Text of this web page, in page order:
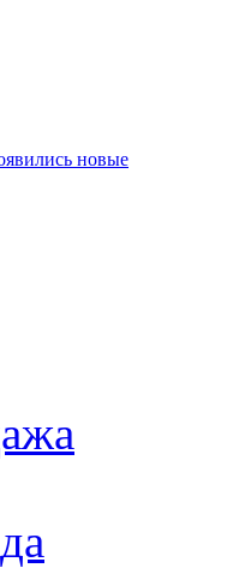
новые